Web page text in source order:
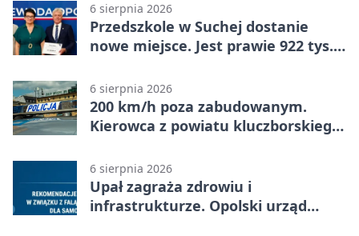
6 sierpnia 2026
Przedszkole w Suchej dostanie
nowe miejsce. Jest prawie 922 tys.
6 sierpnia 2026
200 km/h poza zabudowanym.
Kierowca z powiatu kluczborskiego
6 sierpnia 2026
Upał zagraża zdrowiu i
infrastrukturze. Opolski urząd